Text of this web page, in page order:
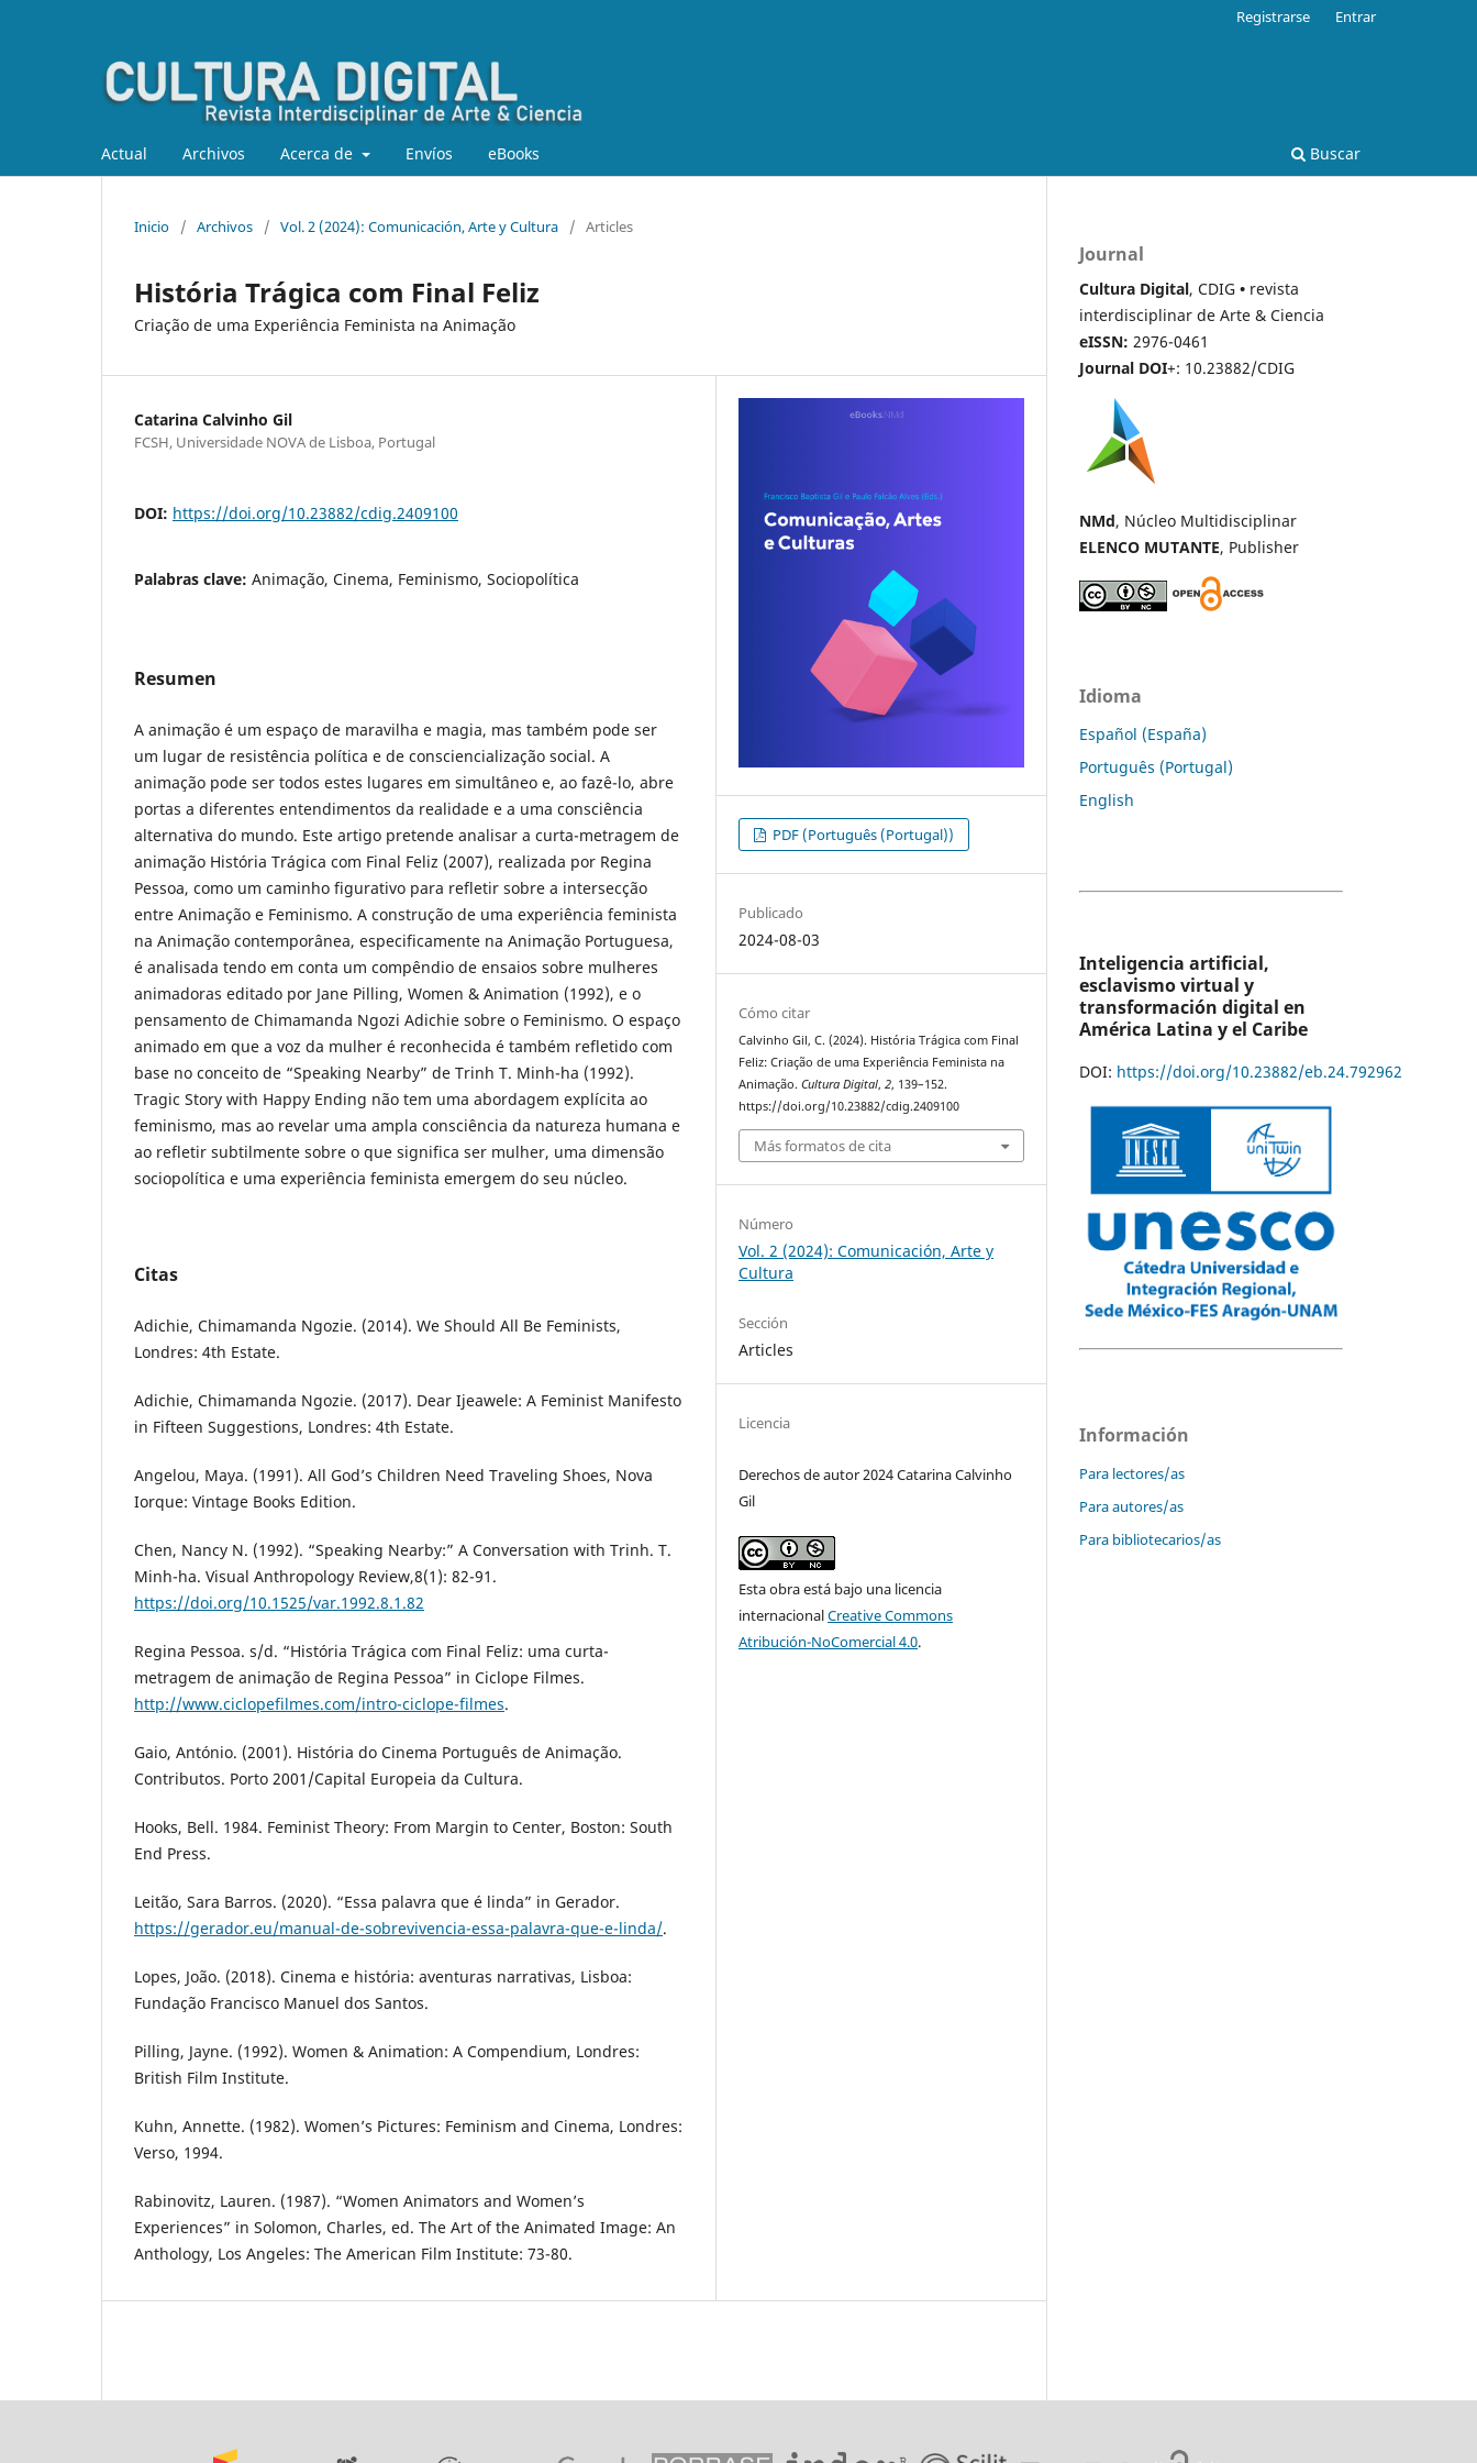
Actual Archivos Acerca de Envíos eBooks Buscar
Registrarse Entrar
Inicio / Archivos / Vol. 2 (2024): Comunicación, Arte y Cultura / Articles
História Trágica com Final Feliz
Criação de uma Experiência Feminista na Animação
Catarina Calvinho Gil
FCSH, Universidade NOVA de Lisboa, Portugal
DOI: https://doi.org/10.23882/cdig.2409100
Palabras clave: Animação, Cinema, Feminismo, Sociopolítica
Resumen
A animação é um espaço de maravilha e magia, mas também pode ser
um lugar de resistência política e de consciencialização social. A
animação pode ser todos estes lugares em simultâneo e, ao fazê-lo, abre
portas a diferentes entendimentos da realidade e a uma consciência
alternativa do mundo. Este artigo pretende analisar a curta-metragem de
animação História Trágica com Final Feliz (2007), realizada por Regina
Pessoa, como um caminho figurativo para refletir sobre a intersecção
entre Animação e Feminismo. A construção de uma experiência feminista
na Animação contemporânea, especificamente na Animação Portuguesa,
é analisada tendo em conta um compêndio de ensaios sobre mulheres
animadoras editado por Jane Pilling, Women & Animation (1992), e o
pensamento de Chimamanda Ngozi Adichie sobre o Feminismo. O espaço
animado em que a voz da mulher é reconhecida é também refletido com
base no conceito de “Speaking Nearby” de Trinh T. Minh-ha (1992).
Tragic Story with Happy Ending não tem uma abordagem explícita ao
feminismo, mas ao revelar uma ampla consciência da natureza humana e
ao refletir subtilmente sobre o que significa ser mulher, uma dimensão
sociopolítica e uma experiência feminista emergem do seu núcleo.
Citas
Adichie, Chimamanda Ngozie. (2014). We Should All Be Feminists,
Londres: 4th Estate.
Adichie, Chimamanda Ngozie. (2017). Dear Ijeawele: A Feminist Manifesto
in Fifteen Suggestions, Londres: 4th Estate.
Angelou, Maya. (1991). All God’s Children Need Traveling Shoes, Nova
Iorque: Vintage Books Edition.
Chen, Nancy N. (1992). “Speaking Nearby:” A Conversation with Trinh. T.
Minh-ha. Visual Anthropology Review,8(1): 82-91.
https://doi.org/10.1525/var.1992.8.1.82
Regina Pessoa. s/d. “História Trágica com Final Feliz: uma curta-
metragem de animação de Regina Pessoa” in Ciclope Filmes.
http://www.ciclopefilmes.com/intro-ciclope-filmes.
Gaio, António. (2001). História do Cinema Português de Animação.
Contributos. Porto 2001/Capital Europeia da Cultura.
Hooks, Bell. 1984. Feminist Theory: From Margin to Center, Boston: South
End Press.
Leitão, Sara Barros. (2020). “Essa palavra que é linda” in Gerador.
https://gerador.eu/manual-de-sobrevivencia-essa-palavra-que-e-linda/.
Lopes, João. (2018). Cinema e história: aventuras narrativas, Lisboa:
Fundação Francisco Manuel dos Santos.
Pilling, Jayne. (1992). Women & Animation: A Compendium, Londres:
British Film Institute.
Kuhn, Annette. (1982). Women’s Pictures: Feminism and Cinema, Londres:
Verso, 1994.
Rabinovitz, Lauren. (1987). “Women Animators and Women’s
Experiences” in Solomon, Charles, ed. The Art of the Animated Image: An
Anthology, Los Angeles: The American Film Institute: 73-80.
PDF (Português (Portugal))
Publicado
2024-08-03
Cómo citar
Calvinho Gil, C. (2024). História Trágica com Final
Feliz: Criação de uma Experiência Feminista na
Animação.Cultura Digital,2, 139–152.
https://doi.org/10.23882/cdig.2409100
Más formatos de cita
Número
Vol. 2 (2024): Comunicación, Arte y
Cultura
Sección
Articles
Licencia
Derechos de autor 2024 Catarina Calvinho
Gil
Esta obra está bajo una licencia
internacionalCreative Commons
Atribución-NoComercial 4.0.
Journal
Cultura Digital, CDIG • revista
interdisciplinar de Arte & Ciencia
eISSN: 2976-0461
Journal DOI+: 10.23882/CDIG
NMd, Núcleo Multidisciplinar
ELENCO MUTANTE, Publisher
Idioma
Español (España)
Português (Portugal)
English
Inteligencia artificial,
esclavismo virtual y
transformación digital en
América Latina y el Caribe
DOI: https://doi.org/10.23882/eb.24.792962
Información
Para lectores/as
Para autores/as
Para bibliotecarios/as